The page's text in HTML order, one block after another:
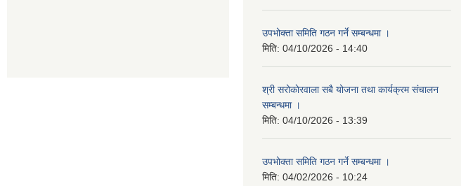
उपभोक्ता समिति गठन गर्ने सम्बन्धमा ।
मिति: 04/10/2026 - 14:40
श्री सरोकाेरवाला सबै योजना तथा कार्यक्रम संचालन
सम्बन्धमा ।
मिति: 04/10/2026 - 13:39
उपभोक्ता समिति गठन गर्ने सम्बन्धमा ।
मिति: 04/02/2026 - 10:24